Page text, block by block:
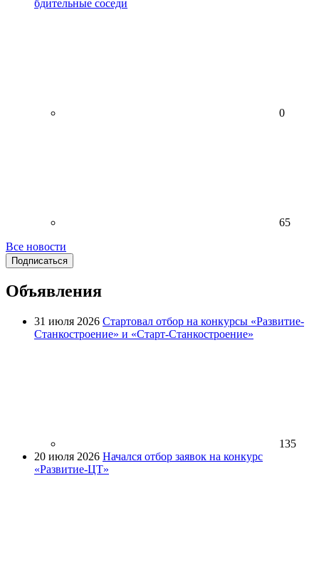
бдительные соседи
0
65
Все новости
Подписаться
Объявления
31 июля 2026 Стартовал отбор на конкурсы «Развитие-
Станкостроение» и «Старт-Станкостроение»
135
20 июля 2026 Начался отбор заявок на конкурс
«Развитие-ЦТ»